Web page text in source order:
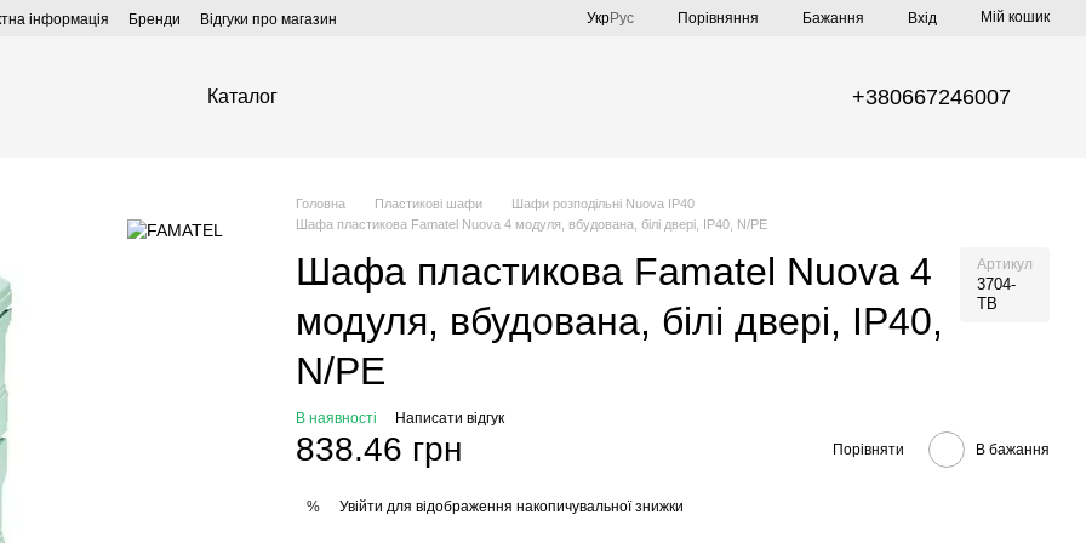
інформація Бренди Відгуки про магазин УкрРус Порівняння Бажання Вхід Мій кошик
Каталог +380667246007
Головна Пластикові шафи
Шафи розподільні Nuova IP40
Шафа пластикова Famatel Nuova 4 модуля, вбудована, білі двері, IP40, N/PE
Шафа пластикова Famatel Nuova 4
модуля, вбудована, білі двері, IP40,
N/PE
Артикул
3704-
TB
В наявності Написати відгук
838.46 грн Порівняти В бажання
% Увійти для відображення накопичувальної знижки